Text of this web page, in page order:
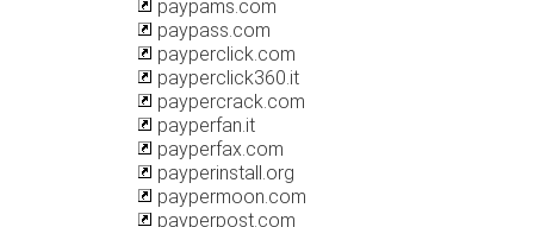
paypams.com
paypass.com
payperclick.com
payperclick360.it
paypercrack.com
payperfan.it
payperfax.com
payperinstall.org
paypermoon.com
payperpost.com